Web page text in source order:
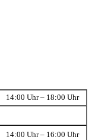
14:00 Uhr – 18:00 Uhr
14:00 Uhr – 16:00 Uhr